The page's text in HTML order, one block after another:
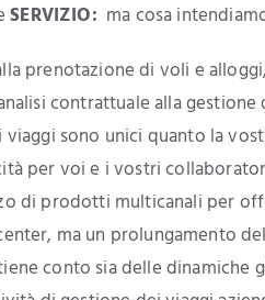
SERVIZIO: ma cosa
prenotazione di voli e
contrattuale alla
viaggi sono unici quanto la
per voi e i vostri
di prodotti multicanali per
ma un prolungamento
conto sia delle dinamiche